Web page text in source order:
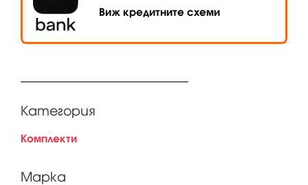
Виж кредитните схеми
Категория
Комплекти
Марка